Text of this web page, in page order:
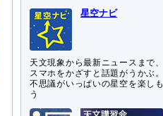
星空ナビ
天文現象から最新ニュースまで、
スマホをかざすと話題がうかぶ。
不思議がいっぱいの星空を楽しも
う